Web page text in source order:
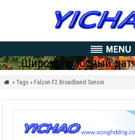
Широкополосный
 » Tags » Falcon F2 Broadband Sensor